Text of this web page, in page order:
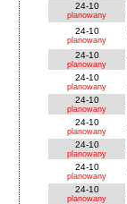
24-10
planowany
24-10
planowany
24-10
planowany
24-10
planowany
24-10
planowany
24-10
planowany
24-10
planowany
24-10
planowany
24-10
planowany